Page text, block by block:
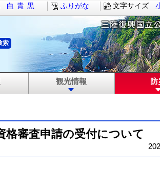
文字サイズ
白 青 黒 ふりがな
観光情報 防
格審査申請の受付について